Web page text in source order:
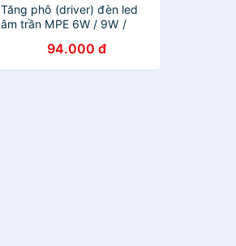
Tăng phô (driver) đèn led
âm trần MPE 6W / 9W /
chính hãng94.000 đ